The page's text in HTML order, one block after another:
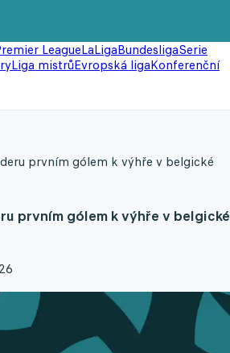
LeagueLaLigaBundesligaSerie
Liga mistrůEvropská ligaKonferenční
prvním gólem k výhře v belgické
prvním gólem k výhře v belgické